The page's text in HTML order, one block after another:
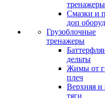
тренажеры
Смазки и
доп
Грузоблочные
тренажеры
дельты
Жимы от
плеч
Верхняя
тяги